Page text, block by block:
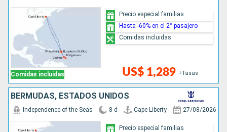
Comidas incluidas US$ 1,289 +Tasas
Precio especial familias
Hasta -60% en el 2° pasajero
Comidas incluidas
BERMUDAS, ESTADOS UNIDOS
Independence of the Seas 8 d Cape Liberty 27/08/2026
Precio especial familias